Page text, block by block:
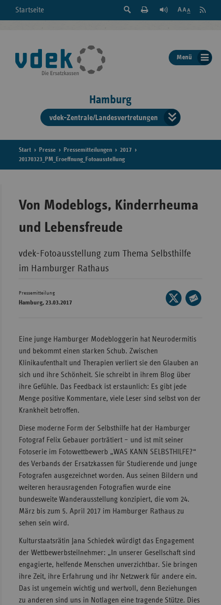
Startseite
Suche
der
Seite
Feed
Menü
Hamburg
vdek-Zentrale/Landesvertretungen
der
Start Presse Pressemitteilungen
2017
20170323_PM_Eroeffnung_Fotoausstellung
Von Modeblogs, Kinderrheuma
und Lebensfreude
vdek-Fotoausstellung zum Thema Selbsthilfe
im Hamburger Rathaus
Pressemitteilung
Hamburg, 23.03.2017
Seite
auf
Eine junge Hamburger Modebloggerin hat Neurodermitis
und bekommt einen starken Schub. Zwischen
Klinikaufenthalt und Therapien verliert sie den Glauben an
sich und ihre Schönheit. Sie schreibt in ihrem Blog über
ihre Gefühle. Das Feedback ist erstaunlich: Es gibt jede
Menge positive Kommentare, viele Leser sind selbst von der
Krankheit betroffen.
Diese moderne Form der Selbsthilfe hat der Hamburger
Fotograf Felix Gebauer porträtiert – und ist mit seiner
Fotoserie im Fotowettbewerb „WAS KANN SELBSTHILFE?“
des Verbands der Ersatzkassen für Studierende und junge
Fotografen ausgezeichnet worden. Aus seinen Bildern und
weiteren herausragenden Fotografien wurde eine
bundesweite Wanderausstellung konzipiert, die vom 24.
März bis zum 5. April 2017 im Hamburger Rathaus zu
sehen sein wird.
Kulturstaatsrätin Jana Schiedek würdigt das Engagement
der Wettbewerbsteilnehmer: „In unserer Gesellschaft sind
engagierte, helfende Menschen unverzichtbar. Sie bringen
ihre Zeit, ihre Erfahrung und ihr Netzwerk für andere ein.
Das ist ungemein wichtig und wertvoll, denn Beziehungen
zu anderen sind uns in Notlagen eine tragende Stütze. Dies